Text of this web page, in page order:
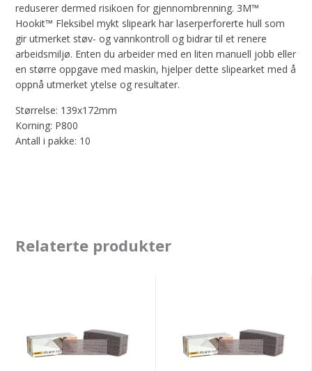
reduserer dermed risikoen for gjennombrenning. 3M™
Hookit™ Fleksibel mykt slipeark har laserperforerte hull som
gir utmerket støv- og vannkontroll og bidrar til et renere
arbeidsmiljø. Enten du arbeider med en liten manuell jobb eller
en større oppgave med maskin, hjelper dette slipearket med å
oppnå utmerket ytelse og resultater.
Størrelse: 139x172mm
Korning: P800
Antall i pakke: 10
Relaterte produkter